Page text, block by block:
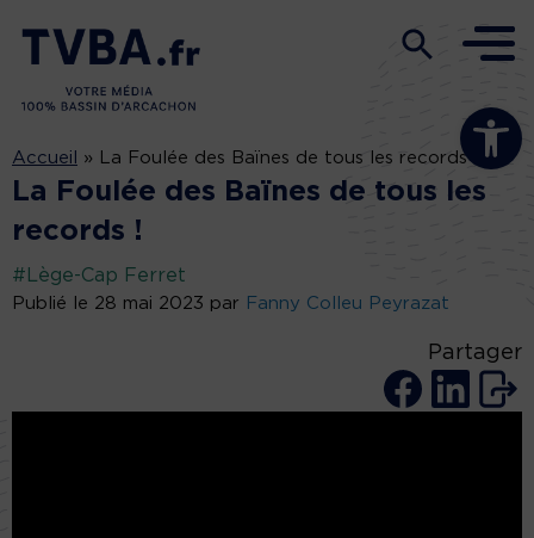
Ouvrir la
Accueil » La Foulée des Baïnes de tous les records !
La Foulée des Baïnes de tous les
records !
#Lège-Cap Ferret
Publié le 28 mai 2023 par Fanny Colleu Peyrazat
Partager